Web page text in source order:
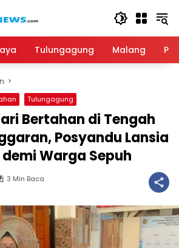
Tulungagung Malang
Tulungagung
Bertahan di Tengah
Posyandu Lansia
Warga Sepuh
3 Min Baca